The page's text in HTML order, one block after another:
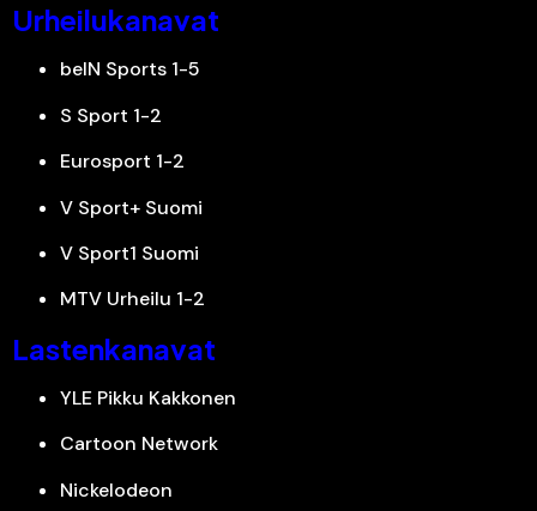
Urheilukanavat
beIN Sports 1-5
S Sport 1-2
Eurosport 1-2
V Sport+ Suomi
V Sport1 Suomi
MTV Urheilu 1-2
Lastenkanavat
YLE Pikku Kakkonen
Cartoon Network
Nickelodeon